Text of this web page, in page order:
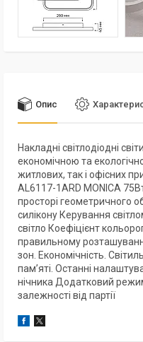
Опис
Накладні світлодіодні
економічною та
житлових, так і офісних
AL6117-1ARD MONICA
просторі геометричного
силікону Керування
світло Коефіцієнт
правильному
зон. Економічність.
пам’яті. Останні
нічника Додатковий
залежності від партії